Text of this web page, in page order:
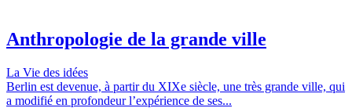
Anthropologie de la grande ville
La Vie des idées
Berlin est devenue, à partir du XIXe siècle, une très grande ville, qui
a modifié en profondeur l’expérience de ses...